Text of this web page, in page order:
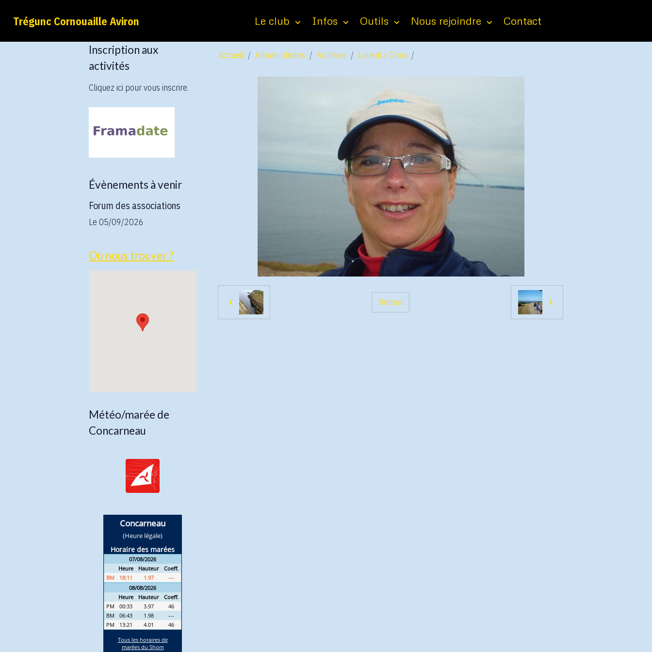
Trégunc Cornouaille Aviron Le club Infos Outils Nous rejoindre Contact
Accueil Album photos Archives Lorient> Groix
Retour
Inscription aux
activités
Cliquez ici pour vous inscrire.
Évènements à venir
Forum des associations
Le 05/09/2026
Où nous trouver ?
Météo/marée de
Concarneau